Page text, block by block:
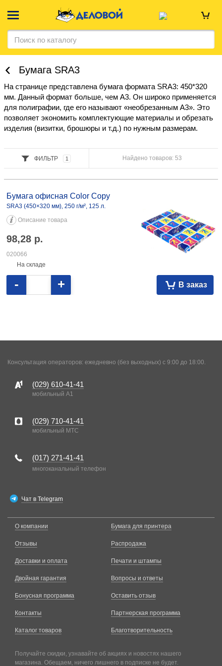
Бумага SRA3
На странице представлена бумага формата SRA3: 450*320
мм. Данный формат больше, чем А3. Он широко применяется
для полиграфии, где его называют «необрезанным А3». Это
позволяет экономить комплектующие материалы и обрезать
изделия (визитки, брошюры и т.д.) по нужным размерам.
ФИЛЬТР 1 Найдено товаров: 53
020066
Бумага офисная Color Copy
SRА3 (450×320 мм), 250 г/м², 125 л.
Описание товара
98,28 р.
020066
На складе
В заказ
- +
Консультация операторов: ежедневно (без выходных) с 9:00 до 18:00.
(029) 610-41-41
мобильный A1
(029) 710-41-41
мобильный MTC
(017) 271-41-41
многоканальный телефон
Чат в Telegram
О компании
Отзывы
Доставки и оплата
Двойная гарантия
Бонусная программа
Контакты
Каталог товаров
Бумага для принтера
Распродажа
Печати и штампы
Вопросы и ответы
Оставить отзыв
Партнерская программа
Благотворительность
Получайте скидки, узнавайте об акциях и новостях нашего
магазина. Обещаем, ничего лишнего в подписке не будет.